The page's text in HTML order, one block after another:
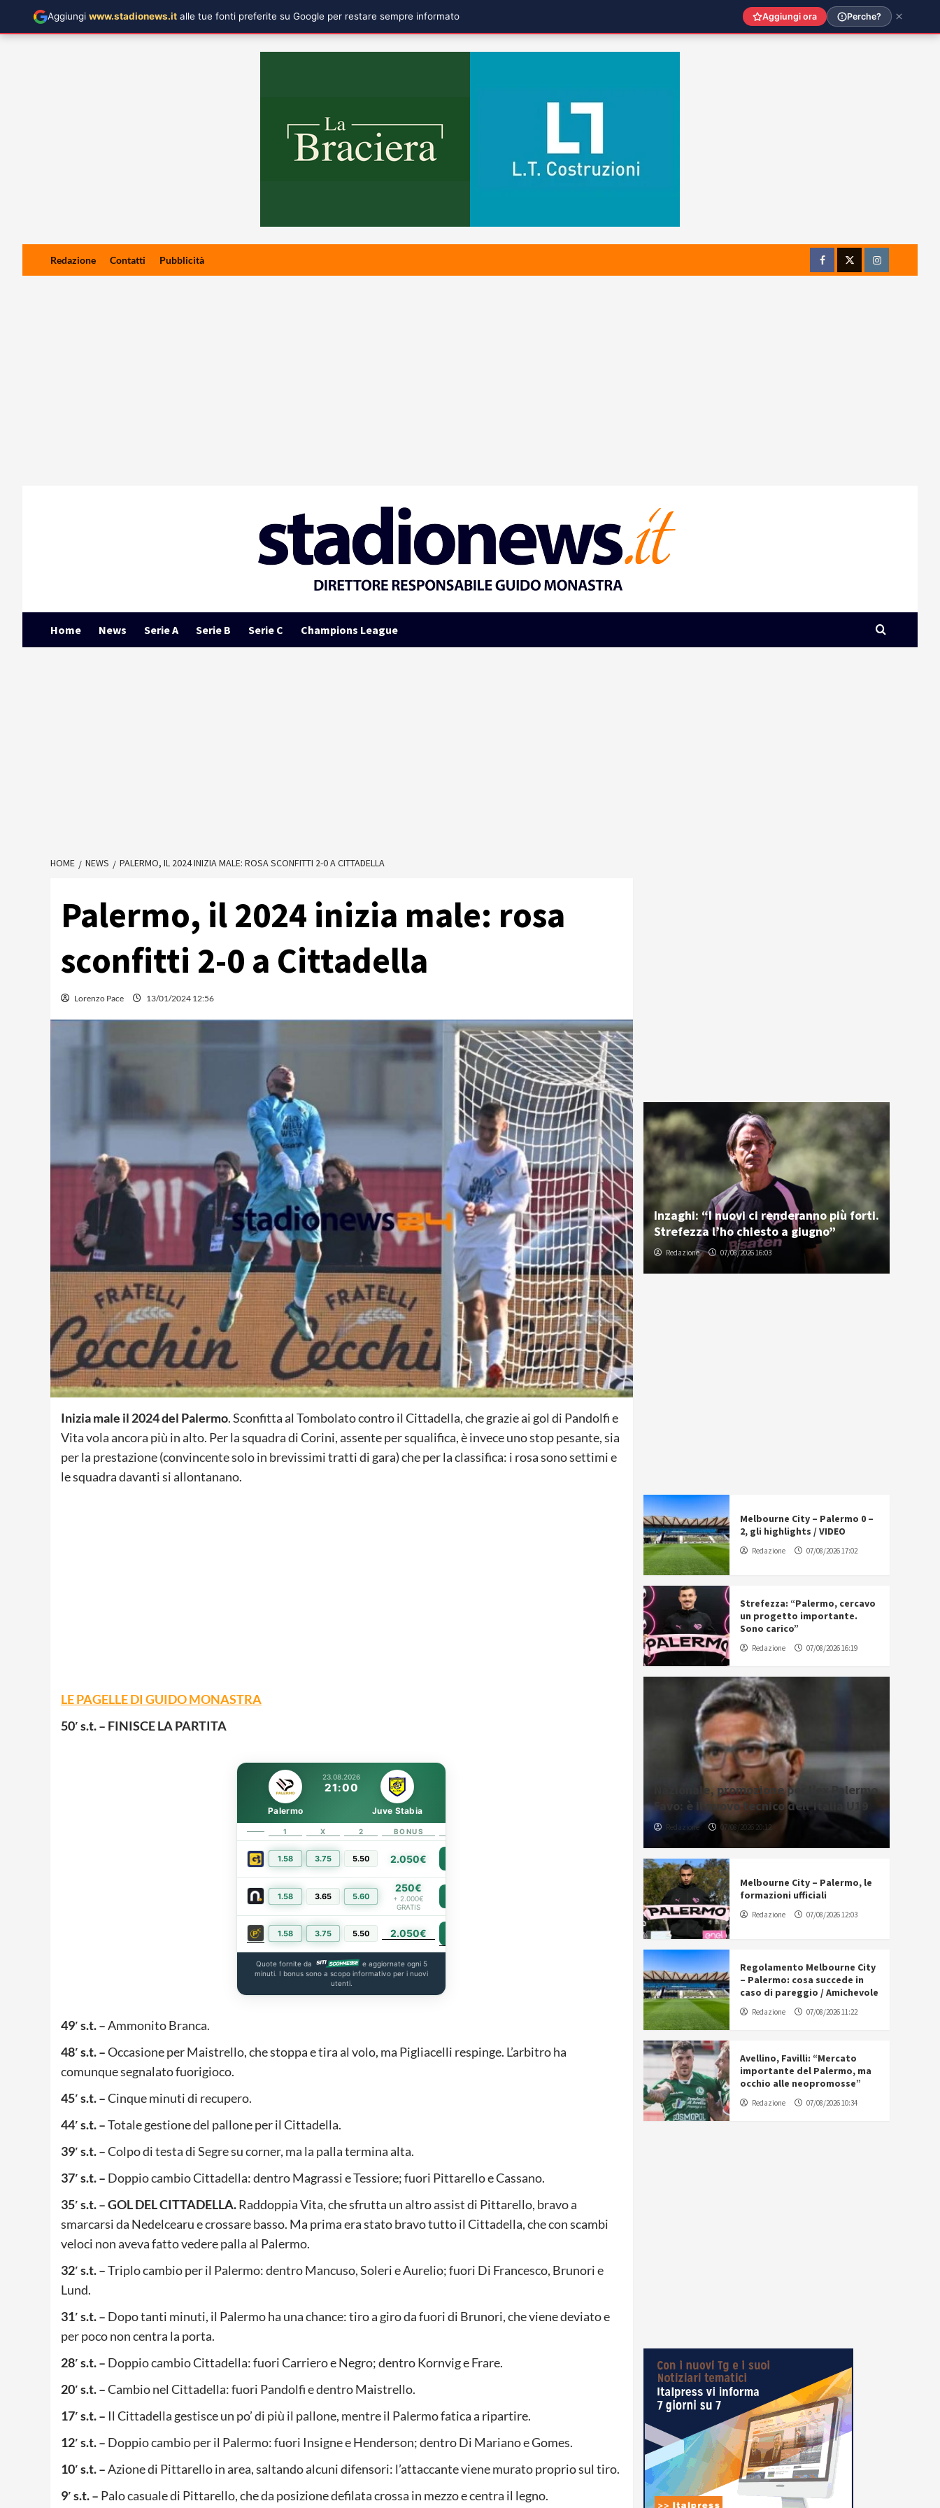
Redazione Contatti Pubblicità
FacebookTwitterInstagram
Home News Serie A Serie B Serie C Champions League
HOME NEWS PALERMO, IL 2024 INIZIA MALE: ROSA SCONFITTI 2-0 A CITTADELLA
Palermo, il 2024 inizia male: rosa
sconfitti 2-0 a Cittadella
Lorenzo Pace 13/01/2024 12:56
Inizia male il 2024 del Palermo. Sconfitta al Tombolato contro il Cittadella, che grazie ai gol di Pandolfi e
Vita vola ancora più in alto. Per la squadra di Corini, assente per squalifica, è invece uno stop pesante, sia
per la prestazione (convincente solo in brevissimi tratti di gara) che per la classifica: i rosa sono settimi e
le squadra davanti si allontanano.
LE PAGELLE DI GUIDO MONASTRA
50′ s.t. – FINISCE LA PARTITA
23.08.2026
21:00
Palermo Juve Stabia
1 X 2 BONUS
1.58 3.75 5.50 2.050€
1.58 3.65 5.60
250€
+ 2.000€
GRATIS
1.58 3.75 5.50 2.050€
Quote fornite da
e aggiornate ogni 5
minuti. I bonus sono a scopo informativo per i nuovi
utenti.
49′ s.t. –Ammonito Branca.
48′ s.t. –Occasione per Maistrello, che stoppa e tira al volo, ma Pigliacelli respinge. L’arbitro ha
comunque segnalato fuorigioco.
45′ s.t. –Cinque minuti di recupero.
44′ s.t. –Totale gestione del pallone per il Cittadella.
39′ s.t. –Colpo di testa di Segre su corner, ma la palla termina alta.
37′ s.t. – Doppio cambio Cittadella: dentro Magrassi e Tessiore; fuori Pittarello e Cassano.
35′ s.t. – GOL DEL CITTADELLA.Raddoppia Vita, che sfrutta un altro assist di Pittarello, bravo a
smarcarsi da Nedelcearu e crossare basso. Ma prima era stato bravo tutto il Cittadella, che con scambi
veloci non aveva fatto vedere palla al Palermo.
32′ s.t. –Triplo cambio per il Palermo: dentro Mancuso, Soleri e Aurelio; fuori Di Francesco, Brunori e
Lund.
31′ s.t. – Dopo tanti minuti, il Palermo ha una chance: tiro a giro da fuori di Brunori, che viene deviato e
per poco non centra la porta.
28′ s.t. – Doppio cambio Cittadella: fuori Carriero e Negro; dentro Kornvig e Frare.
20′ s.t. –Cambio nel Cittadella: fuori Pandolfi e dentro Maistrello.
17′ s.t. – Il Cittadella gestisce un po’ di più il pallone, mentre il Palermo fatica a ripartire.
12′ s.t. – Doppio cambio per il Palermo: fuori Insigne e Henderson; dentro Di Mariano e Gomes.
10′ s.t. –Azione di Pittarello in area, saltando alcuni difensori: l’attaccante viene murato proprio sul tiro.
9′ s.t. – Palo casuale di Pittarello, che da posizione defilata crossa in mezzo e centra il legno.
Inzaghi: “I nuovi ci renderanno più forti.
Strefezza l’ho chiesto a giugno”
Redazione 07/08/2026 16:03
Melbourne City – Palermo 0 –
2, gli highlights / VIDEO
Redazione 07/08/2026 17:02
Strefezza: “Palermo, cercavo
un progetto importante.
Sono carico”
Redazione 07/08/2026 16:19
Nazionale, promozione per l’ex Palermo
Favo: è il nuovo tecnico dell’Italia U19
Redazione 07/08/2026 20:12
Melbourne City – Palermo, le
formazioni ufficiali
Redazione 07/08/2026 12:03
Regolamento Melbourne City
– Palermo: cosa succede in
caso di pareggio / Amichevole
Redazione 07/08/2026 11:22
Avellino, Favilli: “Mercato
importante del Palermo, ma
occhio alle neopromosse”
Redazione 07/08/2026 10:34
Aggiungi www.stadionews.it alle tue fonti preferite su Google per restare sempre informato Aggiungi ora Perche?